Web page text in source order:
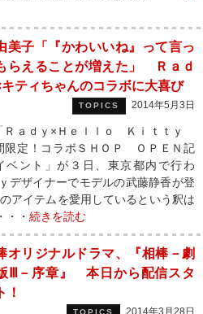
美子「『かわいいね』って言っ
らえることが増えた」 Ｒａｄ
キティちゃんのコラボに大喜び
TOPICS 2014年5月3日
ａｄｙ×Ｈｅｌｌｏ Ｋｉｔｔｙ
限定！コラボＳＨＯＰ ＯＰＥＮ記
ベント」が３日、東京都内で行わ
デザイナーでモデルの武藤静香が登
イテムを愛用しているという釈は
・・ 続きを読む
オリジナルドラマ、『相棒－劇
Ⅲ－序章』 本日から配信スタ
！
TOPICS 2014年3月28日